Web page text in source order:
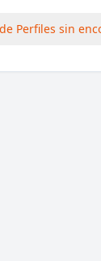
Perfiles sin